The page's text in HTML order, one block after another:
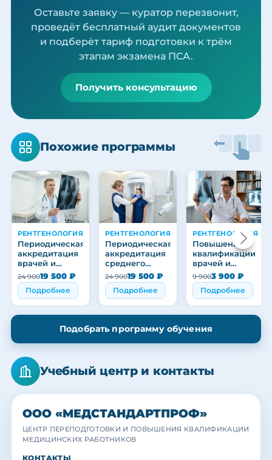
Оставьте заявку — куратор перезвонит,
проведёт бесплатный аудит документов
и подберёт тариф подготовки к трём
этапам экзамена ПСА.
Получить консультацию
Похожие программы
РЕНТГЕНОЛОГИЯ
Периодическая
аккредитация
врачей и
медицинских
работников
24 90019 500 ₽
Подробнее
РЕНТГЕНОЛОГИЯ
Периодическая
аккредитация
среднего
медицинского
персонала
24 90019 500 ₽
Подробнее
РЕНТГЕНОЛОГИЯ
Повышение
квалификации
врачей и
медицинских
работников
9 9003 900 ₽
Подробнее
Подобрать программу обучения
Учебный центр и контакты
ООО «МЕДСТАНДАРТПРОФ»
ЦЕНТР ПЕРЕПОДГОТОВКИ И ПОВЫШЕНИЯ КВАЛИФИКАЦИИ
МЕДИЦИНСКИХ РАБОТНИКОВ
КОНТАКТЫ